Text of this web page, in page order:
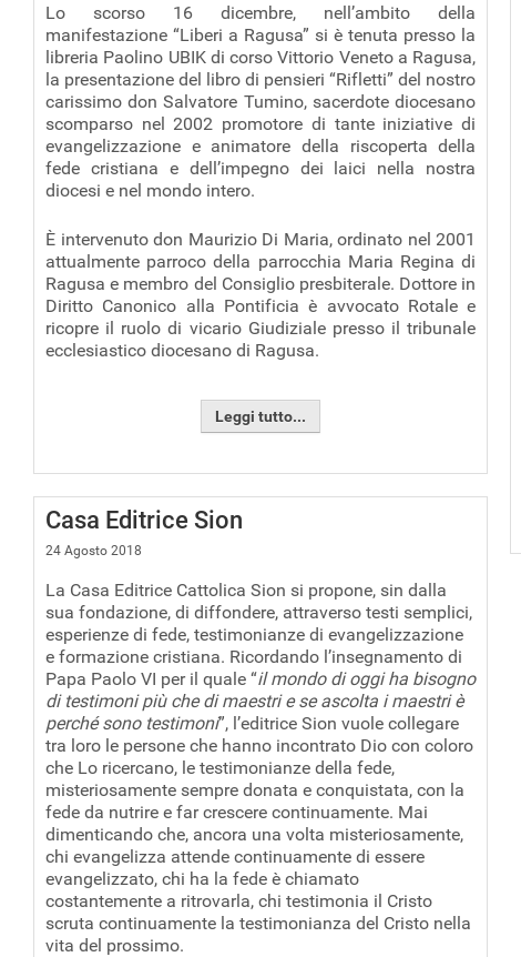
Lo scorso 16 dicembre, nell’ambito della
manifestazione “Liberi a Ragusa” si è tenuta presso la
libreria Paolino UBIK di corso Vittorio Veneto a Ragusa,
la presentazione del libro di pensieri “Rifletti” del nostro
carissimo don Salvatore Tumino, sacerdote diocesano
scomparso nel 2002 promotore di tante iniziative di
evangelizzazione e animatore della riscoperta della
fede cristiana e dell’impegno dei laici nella nostra
diocesi e nel mondo intero.
È intervenuto don Maurizio Di Maria, ordinato nel 2001
attualmente parroco della parrocchia Maria Regina di
Ragusa e membro del Consiglio presbiterale. Dottore in
Diritto Canonico alla Pontificia è avvocato Rotale e
ricopre il ruolo di vicario Giudiziale presso il tribunale
ecclesiastico diocesano di Ragusa.
Leggi tutto...
Casa Editrice Sion
24 Agosto 2018
La Casa Editrice Cattolica Sion si propone, sin dalla
sua fondazione, di diffondere, attraverso testi semplici,
esperienze di fede, testimonianze di evangelizzazione
e formazione cristiana. Ricordando l’insegnamento di
Papa Paolo VI per il quale “il mondo di oggi ha bisogno
di testimoni più che di maestri e se ascolta i maestri è
perché sono testimoni”, l’editrice Sion vuole collegare
tra loro le persone che hanno incontrato Dio con coloro
che Lo ricercano, le testimonianze della fede,
misteriosamente sempre donata e conquistata, con la
fede da nutrire e far crescere continuamente. Mai
dimenticando che, ancora una volta misteriosamente,
chi evangelizza attende continuamente di essere
evangelizzato, chi ha la fede è chiamato
costantemente a ritrovarla, chi testimonia il Cristo
scruta continuamente la testimonianza del Cristo nella
vita del prossimo.